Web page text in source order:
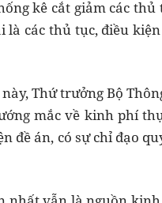
kê cắt giảm các
các thủ tục, điều
Thứ trưởng Bộ
mắc về kinh phí
đề án, có sự chỉ đạo